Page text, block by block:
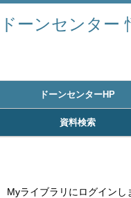
ドーンセンター
ドーンセンターHP
資料検索
Myライブラリにログインし